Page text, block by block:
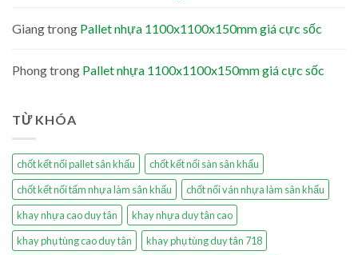
Giangtrong Pallet nhựa 1100x1100x150mm giá cực sốc
Phongtrong Pallet nhựa 1100x1100x150mm giá cực sốc
TỪ KHÓA
chốt kết nối pallet sân khấu
chốt kết nối sàn sân khấu
chốt kết nối tấm nhựa làm sân khấu
chốt nối ván nhựa làm sân khấu
khay nhựa cao duy tân
khay nhựa duy tân cao
khay phụ tùng cao duy tân
khay phụ tùng duy tân 718